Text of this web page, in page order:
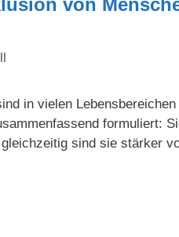
von
in vielen
formuliert:
sind sie stärker